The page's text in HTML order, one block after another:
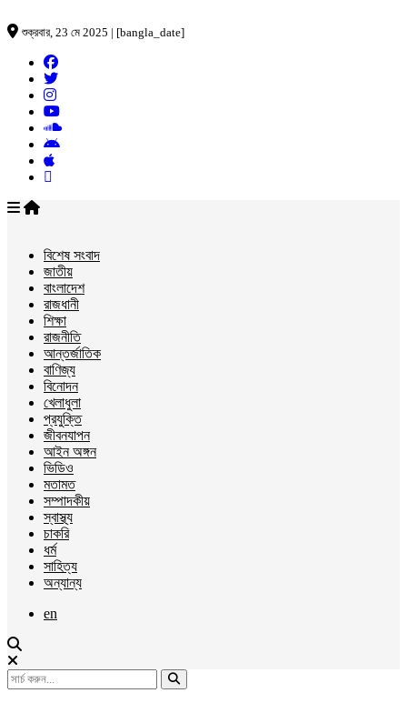
শুক্রবার, 23 মে 2025 | [bangla_date]
বিশেষ সংবাদ
জাতীয়
বাংলাদেশ
রাজধানী
শিক্ষা
রাজনীতি
আন্তর্জাতিক
বাণিজ্য
বিনোদন
খেলাধুলা
প্রযুক্তি
জীবনযাপন
আইন অঙ্গন
ভিডিও
মতামত
সম্পাদকীয়
স্বাস্থ্য
চাকরি
ধর্ম
সাহিত্য
অন্যান্য
en